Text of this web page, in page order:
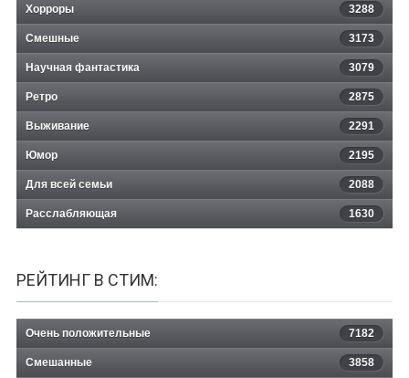
Хорроры 3288
Смешные 3173
Научная фантастика 3079
Ретро 2875
Выживание 2291
Юмор 2195
Для всей семьи 2088
Расслабляющая 1630
РЕЙТИНГ В СТИМ:
Очень положительные 7182
Смешанные 3858